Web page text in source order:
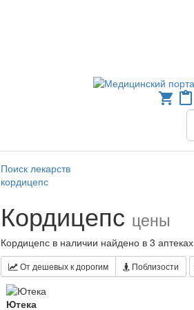
shopping_cart content_paste
Поиск лекарств
кордицепс
Кордицепс цены
Кордицепс в наличии найдено в 3 аптеках
От дешевых к дорогим Поблизости
Ютека